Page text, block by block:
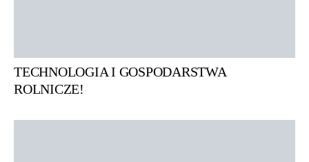
TECHNOLOGIA I GOSPODARSTWA
ROLNICZE!